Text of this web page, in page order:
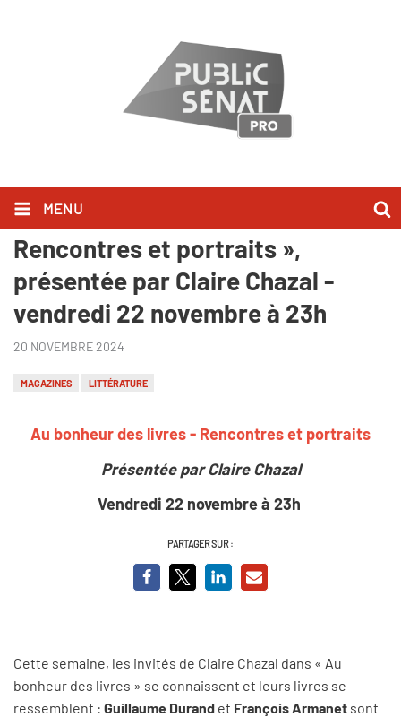
MENU
« Au bonheur des livres -
Rencontres et portraits »,
présentée par Claire Chazal -
vendredi 22 novembre à 23h
20 NOVEMBRE 2024
MAGAZINES LITTÉRATURE
Au bonheur des livres - Rencontres et portraits
Présentée par Claire Chazal
Vendredi 22 novembre à 23h
PARTAGER SUR :
Cette semaine, les invités de Claire Chazal dans « Au
bonheur des livres » se connaissent et leurs livres se
ressemblent : Guillaume Durand et François Armanet sont